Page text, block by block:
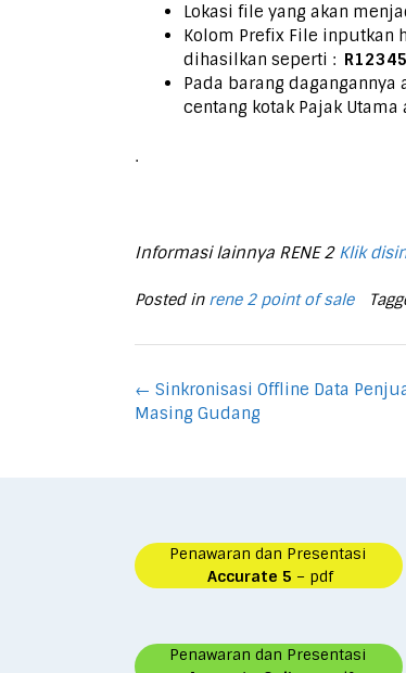
Lokasi file yang akan
Kolom Prefix File inputkan
dihasilkan seperti :
Pada barang
centang kotak Pajak
.
Informasi lainnya RENE 2 Klik
Posted in rene 2 point of sale
Post
navigation
← Sinkronisasi Offline Data
Masing Gudang
Penawaran dan Presentasi
Accurate 5 – pdf
Penawaran dan Presentasi